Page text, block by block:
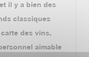
il y a bien des
classiques
des vins,
aimable